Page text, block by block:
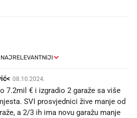
08.10.2024.
7.2mil € i izgradio 2 garaže sa više
SVI prosvjednici žive manje od
a 2/3 ih ima novu garažu manje